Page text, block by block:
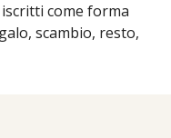
come forma
scambio, resto,